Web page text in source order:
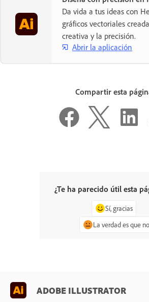
Da vida a tus ideas con
gráficos vectoriales
creativa y la precisión.
Abrir la aplicación
Compartir esta
¿Te ha parecido útil esta
Sí, gracias
La verdad es que no
ADOBE ILLUSTRATOR